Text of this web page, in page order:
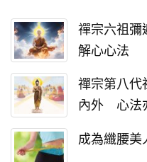
禪宗六祖
解心心法
禪宗第八代
內外 心法
成為纖腰美